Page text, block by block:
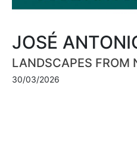
JOSÉ
LANDSCAPES FROM
30/03/2026